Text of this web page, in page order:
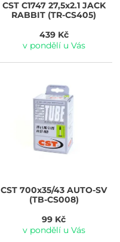
CSTC1747 27,5x2.1 JACK
RABBIT (TR-CS405)
439 Kč
v pondělí u Vás
CST 700x35/43 AUTO-SV
(TB-CS008)
99 Kč
v pondělí u Vás